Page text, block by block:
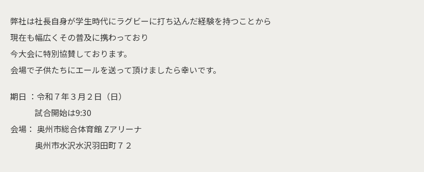
弊社は社長自身が学生時代にラグビーに打ち込んだ経験を持つことから
現在も幅広くその普及に携わっており
​今大会に特別協賛しております。
会場で子供たちにエールを送って頂けましたら幸いです。
期日 ：令和７年３月２日（日）
試合開始は9:30
会場： 奥州市総合体育館 Zアリーナ
奥州市水沢水沢羽田町７２